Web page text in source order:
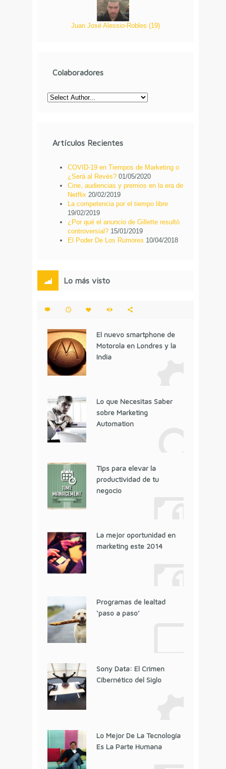
Juan José Alessio-Robles (19)
Colaboradores
Artículos Recientes
COVID-19 en Tiempos de Marketing o
¿Será al Revés? 01/05/2020
Cine, audiencias y premios en la era de
Netflix 20/02/2019
La competencia por el tiempo libre
19/02/2019
¿Por qué el anuncio de Gillette resultó
controversial? 15/01/2019
El Poder De Los Rumores 10/04/2018
Lo más visto
El nuevo smartphone de
Motorola en Londres y la
India
Lo que Necesitas Saber
sobre Marketing
Automation
Tips para elevar la
productividad de tu
negocio
La mejor oportunidad en
marketing este 2014
Programas de lealtad
‘paso a paso’
Sony Data: El Crimen
Cibernético del Siglo
Lo Mejor De La Tecnología
Es La Parte Humana